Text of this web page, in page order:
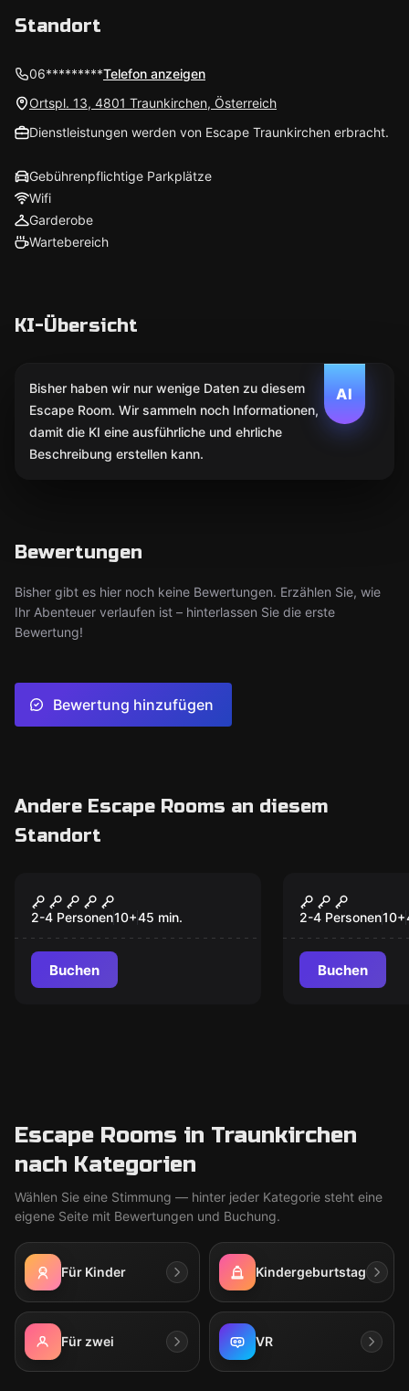
Standort
06*********Telefon anzeigen
Ortspl. 13, 4801 Traunkirchen, Österreich
Dienstleistungen werden von Escape Traunkirchen erbracht.
Gebührenpflichtige Parkplätze
Wifi
Garderobe
Wartebereich
KI-Übersicht
AI
Bisher haben wir nur wenige Daten zu diesem
Escape Room. Wir sammeln noch Informationen,
damit die KI eine ausführliche und ehrliche
Beschreibung erstellen kann.
Bewertungen
Bisher gibt es hier noch keine Bewertungen. Erzählen Sie, wie
Ihr Abenteuer verlaufen ist – hinterlassen Sie die erste
Bewertung!
Bewertung hinzufügen
Andere Escape Rooms an diesem
Standort
Alice VR
2-4 Personen10+45 min.
Buchen
Chernobyl
2-4 Personen10+
Buchen
Escape Rooms in Traunkirchen
nach Kategorien
Wählen Sie eine Stimmung — hinter jeder Kategorie steht eine
eigene Seite mit Bewertungen und Buchung.
Für Kinder Kindergeburtstag
Für zwei VR